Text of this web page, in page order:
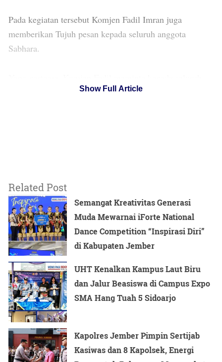
Pada kegiatan tersebut Komjen Fadil Imran juga
memberikan Tujuh pesan kepada seluruh anggota
Sabhara.
personel untuk menghadirkan Polisi berseragam yang
Ketiga disampaikan oleh Kabaharkam Polri ini agar
personel memahami pedoman penanganan unjuk rasa
sesuai perkap (peraturan kapolri) dan perkembangan
dinamika di lapangan.
Keempat, Komjen Pol Fadil meminta agar personel
merawat dan menggunakan alat material khusus
(almatsus) yang dimiliki Sabhara serta latihan operator
supaya selalu siap dalam bertugas.
Kelima, agar personel menjaga dan merawat satwa
Show Full Article
Related Post
Semangat Kreativitas Generasi
Muda Mewarnai iForte National
Dance Competition “Inspirasi Diri”
di Kabupaten Jember
UHT Kenalkan Kampus Laut Biru
dan Jalur Beasiswa di Campus Expo
SMA Hang Tuah 5 Sidoarjo
Kapolres Jember Pimpin Sertijab
Kasiwas dan 8 Kapolsek, Energi